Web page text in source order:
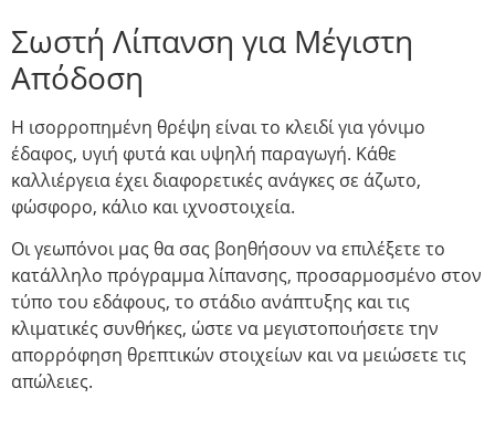
Σωστή Λίπανση για Μέγιστη
Απόδοση
Η ισορροπημένη θρέψη είναι το κλειδί για γόνιμο
έδαφος, υγιή φυτά και υψηλή παραγωγή. Κάθε
καλλιέργεια έχει διαφορετικές ανάγκες σε άζωτο,
φώσφορο, κάλιο και ιχνοστοιχεία.
Οι γεωπόνοι μας θα σας βοηθήσουν να επιλέξετε το
κατάλληλο πρόγραμμα λίπανσης, προσαρμοσμένο στον
τύπο του εδάφους, το στάδιο ανάπτυξης και τις
κλιματικές συνθήκες, ώστε να μεγιστοποιήσετε την
απορρόφηση θρεπτικών στοιχείων και να μειώσετε τις
απώλειες.